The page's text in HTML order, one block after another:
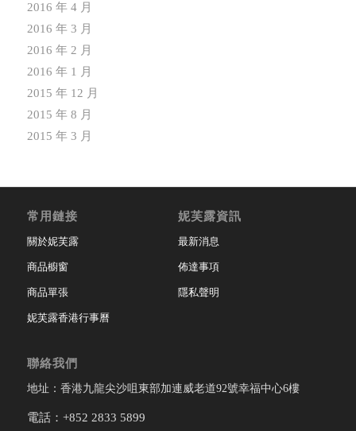
2016 年 4 月
2016 年 3 月
2016 年 2 月
2016 年 1 月
2015 年 12 月
2015 年 8 月
2015 年 3 月
常用鏈接
關於妮芙露
商品櫥窗
商品單張
妮芙露香港行事曆
妮芙露資訊
最新消息
佈達事項
隱私聲明
聯絡我們
地址：香港九龍尖沙咀東部加連威老道92號幸福中心6樓
電話：+852 2833 5899